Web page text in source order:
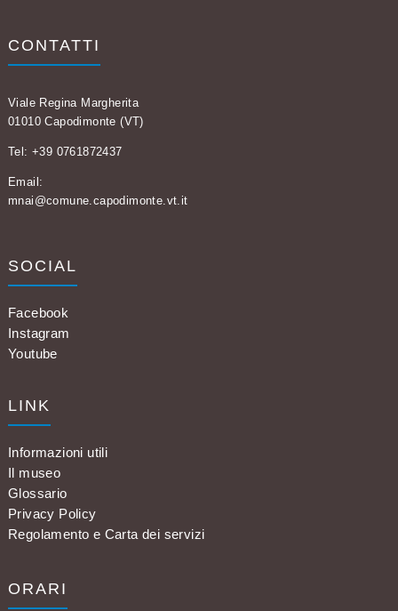
CONTATTI
Viale Regina Margherita
01010 Capodimonte (VT)
Tel: +39 0761872437
Email:
mnai@comune.capodimonte.vt.it
SOCIAL
Facebook
Instagram
Youtube
LINK
Informazioni utili
Il museo
Glossario
Privacy Policy
Regolamento e Carta dei servizi
ORARI